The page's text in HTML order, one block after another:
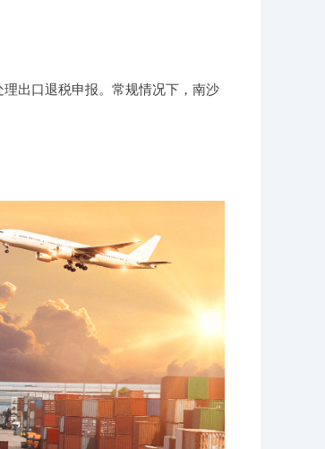
出口退税申报。常规情况下，南沙